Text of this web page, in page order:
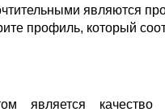
являются
профиль, который
является качество